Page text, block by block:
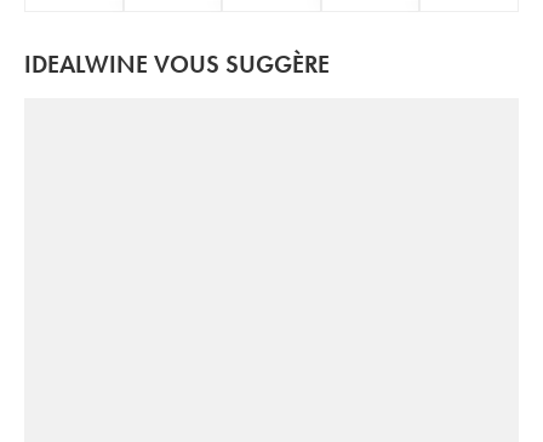
IDEALWINE VOUS SUGGÈRE